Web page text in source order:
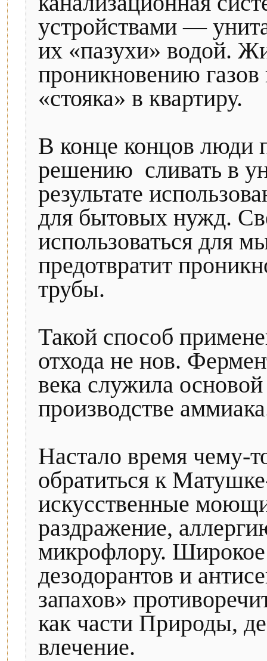
устройствами —
их «пазухи» водой.
проникновению газов
«стояка» в квартиру.
В конце концов люди
решению ­ сливать в
результате
для бытовых нужд.
использоваться для
предотвратит
трубы.
Такой способ
отхода не нов.
века служила
производстве
Настало время чему-
обратиться к
искусственные
раздражение,
микрофлору.
дезодорантов и
запахов»
как части Природы,
влечение.